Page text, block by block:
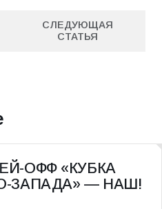
СЛЕДУЮЩАЯ
СТАТЬЯ
ОФФ «КУБКА
ЗАПАДА» — НАШ!